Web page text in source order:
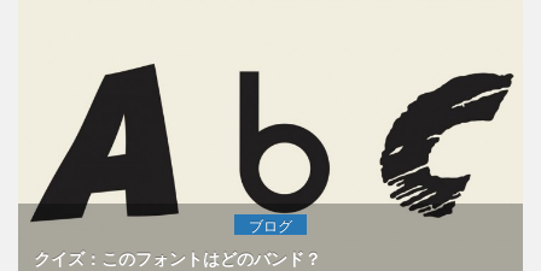
ブログ
クイズ：このフォントはどのバンド？